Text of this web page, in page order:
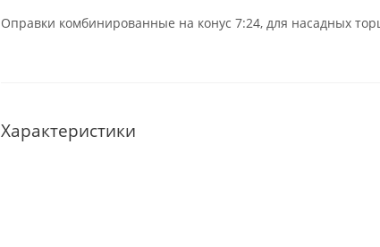
Оправки комбинированные на конус 7:24, для насадных
Характеристики